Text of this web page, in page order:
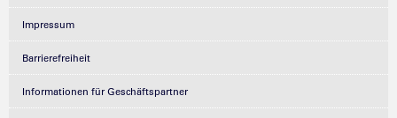
Impressum
Barrierefreiheit
Informationen für Geschäftspartner